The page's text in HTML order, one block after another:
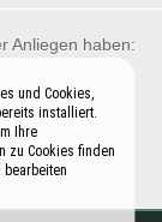
Anliegen haben:
und Cookies,
installiert.
Ihre
zu Cookies finden
bearbeiten